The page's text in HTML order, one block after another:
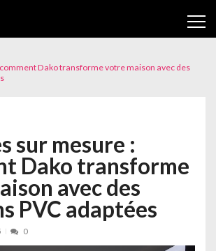
Dako transforme votre maison avec des
sur mesure :
Dako transforme
avec des
PVC adaptées
0